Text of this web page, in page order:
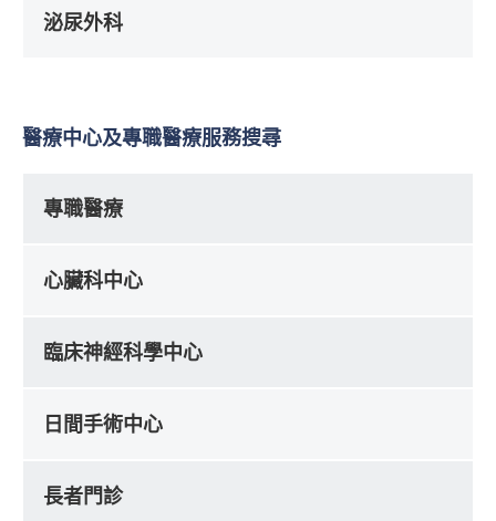
泌尿外科
醫療中心及專職醫療服務搜尋
專職醫療
心臟科中心
臨床神經科學中心
日間手術中心
長者門診